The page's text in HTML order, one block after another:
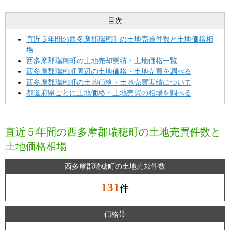
目次
直近５年間の西多摩郡瑞穂町の土地売買件数と土地価格相
場
西多摩郡瑞穂町の土地売却実績・土地価格一覧
西多摩郡瑞穂町周辺の土地価格・土地売買を調べる
西多摩郡瑞穂町の土地価格・土地売買実績について
都道府県ごとに土地価格・土地売買の相場を調べる
直近５年間の西多摩郡瑞穂町の土地売買件数と
土地価格相場
西多摩郡瑞穂町の土地売却件数
131件
価格帯